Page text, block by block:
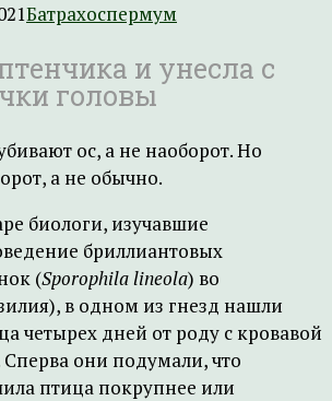
Батрахоспермум
и унесла с
головы
ос, а не наоборот. Но
а не обычно.
биологи, изучавшие
бриллиантовых
(Sporophila lineola) во
в одном из гнезд нашли
четырех дней от роду с кровавой
Сперва они подумали, что
птица покрупнее или